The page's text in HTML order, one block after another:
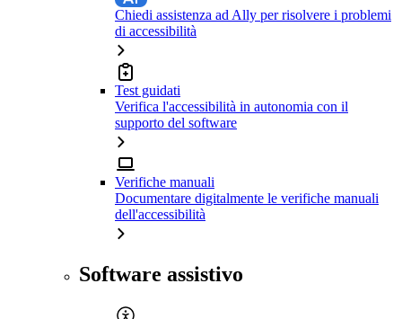
Chiedi assistenza ad Ally per risolvere i problemi
di accessibilità
Test guidati
Verifica l'accessibilità in autonomia con il
supporto del software
Verifiche manuali
Documentare digitalmente le verifiche manuali
dell'accessibilità
Software assistivo